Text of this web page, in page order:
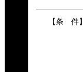
【条 件】